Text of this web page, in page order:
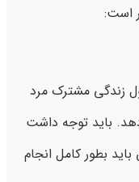
است:
زندگی مشترک مرد
باید توجه داشت
بطور کامل انجام